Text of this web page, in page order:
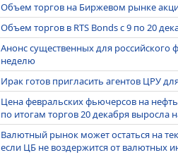
Объем торгов на Биржевом рынке
Объем торгов в RTS Bonds с 9 по 20
Анонс существенных для
неделю
Ирак готов пригласить агентов ЦРУ
Цена февральских фьючерсов на
по итогам торгов 20 декабря выросла
Валютный рынок может остаться на
если ЦБ не воздержится от валютных